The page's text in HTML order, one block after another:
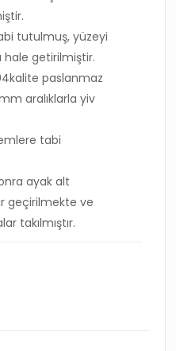
tutulmuş, yüzeyi
hale getirilmiştir.
paslanmaz
aralıklarla yiv
tabi
ayak alt
geçirilmekte ve
takılmıştır.